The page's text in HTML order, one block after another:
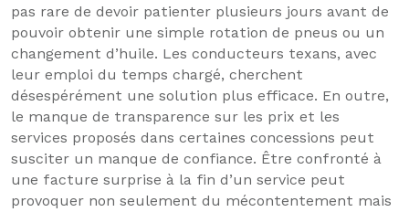
pas rare de devoir patienter plusieurs jours avant de
pouvoir obtenir une simple rotation de pneus ou un
changement d’huile. Les conducteurs texans, avec
leur emploi du temps chargé, cherchent
désespérément une solution plus efficace. En outre,
le manque de transparence sur les prix et les
services proposés dans certaines concessions peut
susciter un manque de confiance. Être confronté à
une facture surprise à la fin d’un service peut
provoquer non seulement du mécontentement mais